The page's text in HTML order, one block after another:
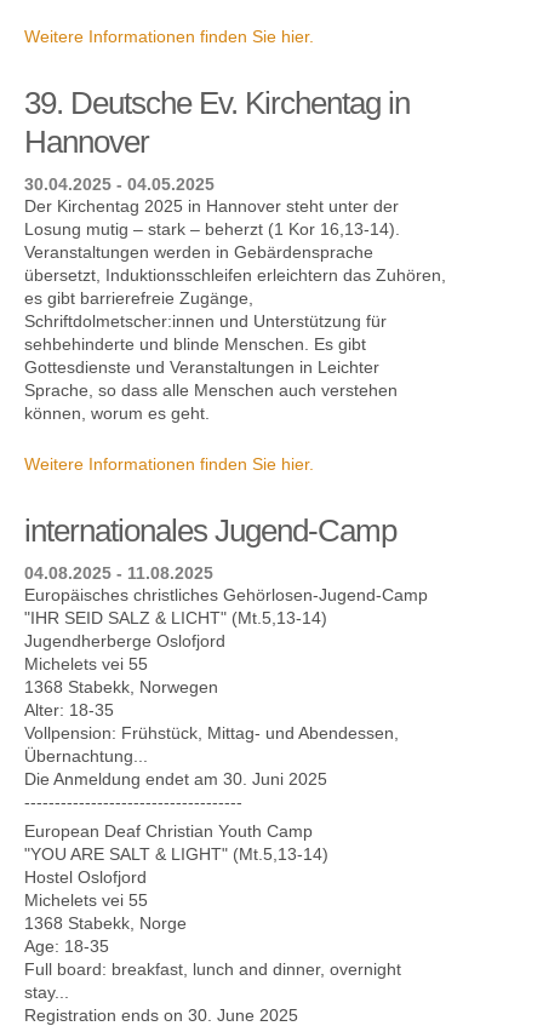
Weitere Informationen finden Sie hier.
39. Deutsche Ev. Kirchentag in
Hannover
30.04.2025 - 04.05.2025
Der Kirchentag 2025 in Hannover steht unter der
Losung mutig – stark – beherzt (1 Kor 16,13-14).
Veranstaltungen werden in Gebärdensprache
übersetzt, Induktionsschleifen erleichtern das Zuhören,
es gibt barrierefreie Zugänge,
Schriftdolmetscher:innen und Unterstützung für
sehbehinderte und blinde Menschen. Es gibt
Gottesdienste und Veranstaltungen in Leichter
Sprache, so dass alle Menschen auch verstehen
können, worum es geht.
Weitere Informationen finden Sie hier.
internationales Jugend-Camp
04.08.2025 - 11.08.2025
Europäisches christliches Gehörlosen-Jugend-Camp
"IHR SEID SALZ & LICHT" (Mt.5,13-14)
Jugendherberge Oslofjord
Michelets vei 55
1368 Stabekk, Norwegen
Alter: 18-35
Vollpension: Frühstück, Mittag- und Abendessen,
Übernachtung...
Die Anmeldung endet am 30. Juni 2025
------------------------------------
European Deaf Christian Youth Camp
"YOU ARE SALT & LIGHT" (Mt.5,13-14)
Hostel Oslofjord
Michelets vei 55
1368 Stabekk, Norge
Age: 18-35
Full board: breakfast, lunch and dinner, overnight
stay...
Registration ends on 30. June 2025